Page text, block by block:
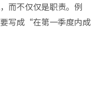
而不仅仅是职责。例
写成“在第一季度内成